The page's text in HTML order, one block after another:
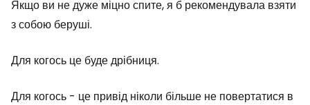
Якщо ви не дуже міцно спите, я б рекомендувала взяти
з собою беруші.
Для когось це буде дрібниця.
Для когось - це привід ніколи більше не повертатися в